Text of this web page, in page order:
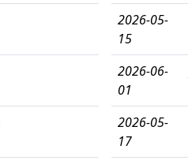
2026-05-
15
2026-06-
01
2026-05-
17